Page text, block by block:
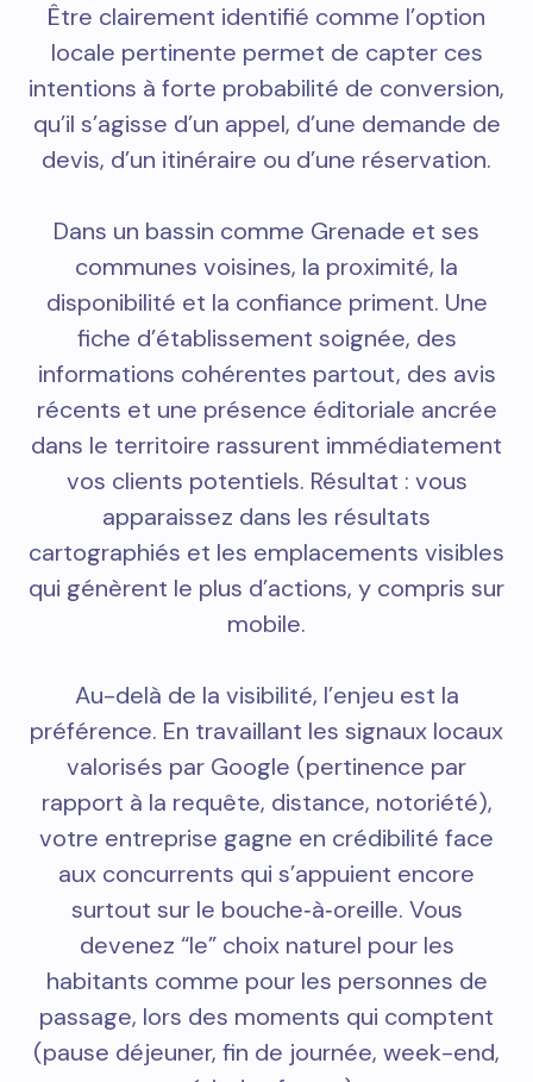
Être clairement identifié comme l’option
locale pertinente permet de capter ces
intentions à forte probabilité de conversion,
qu’il s’agisse d’un appel, d’une demande de
devis, d’un itinéraire ou d’une réservation.
Dans un bassin comme Grenade et ses
communes voisines, la proximité, la
disponibilité et la confiance priment. Une
fiche d’établissement soignée, des
informations cohérentes partout, des avis
récents et une présence éditoriale ancrée
dans le territoire rassurent immédiatement
vos clients potentiels. Résultat : vous
apparaissez dans les résultats
cartographiés et les emplacements visibles
qui génèrent le plus d’actions, y compris sur
mobile.
Au-delà de la visibilité, l’enjeu est la
préférence. En travaillant les signaux locaux
valorisés par Google (pertinence par
rapport à la requête, distance, notoriété),
votre entreprise gagne en crédibilité face
aux concurrents qui s’appuient encore
surtout sur le bouche‑à‑oreille. Vous
devenez “le” choix naturel pour les
habitants comme pour les personnes de
passage, lors des moments qui comptent
(pause déjeuner, fin de journée, week-end,